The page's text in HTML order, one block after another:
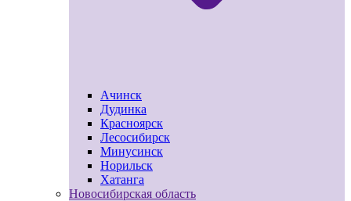
Ачинск
Дудинка
Красноярск
Лесосибирск
Минусинск
Норильск
Хатанга
Новосибирская область